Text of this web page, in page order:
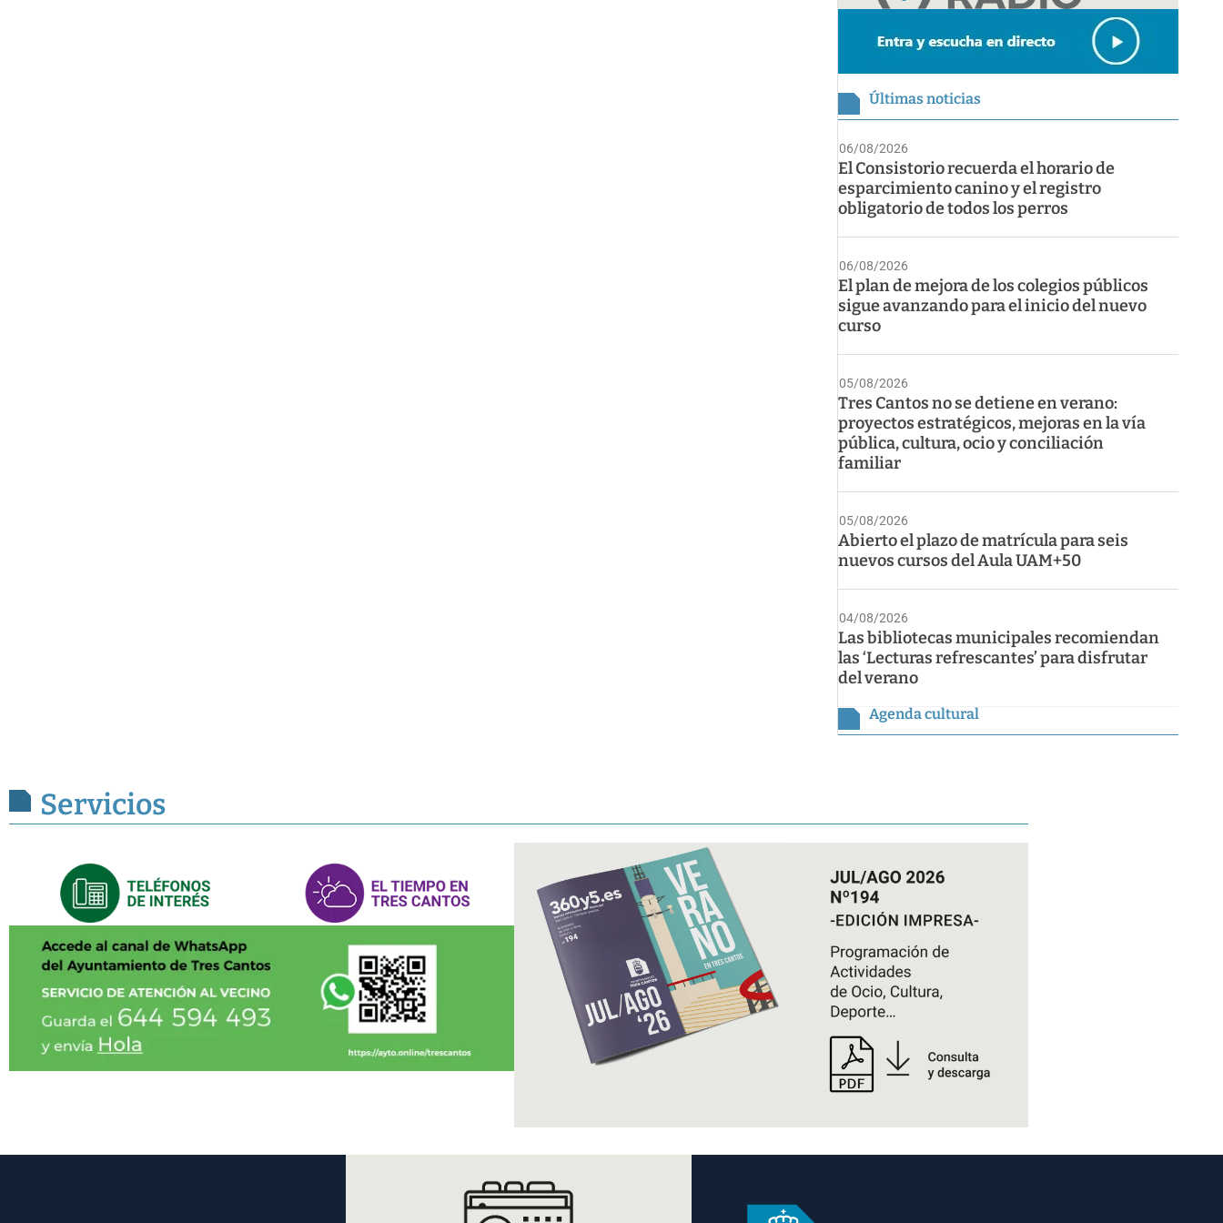
Últimas noticias
06/08/2026
El Consistorio recuerda el horario de
esparcimiento canino y el registro
obligatorio de todos los perros
06/08/2026
El plan de mejora de los colegios públicos
sigue avanzando para el inicio del nuevo
curso
05/08/2026
Tres Cantos no se detiene en verano:
proyectos estratégicos, mejoras en la vía
pública, cultura, ocio y conciliación
familiar
05/08/2026
Abierto el plazo de matrícula para seis
nuevos cursos del Aula UAM+50
04/08/2026
Las bibliotecas municipales recomiendan
las ‘Lecturas refrescantes’ para disfrutar
del verano
Agenda cultural
Servicios